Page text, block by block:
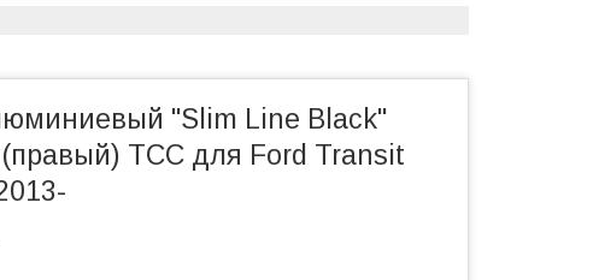
"Slim Line Black"
ТСС для Ford Transit